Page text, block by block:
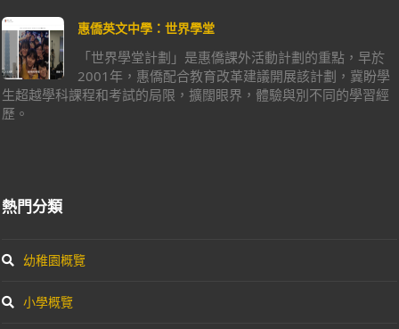
惠僑英文中學：世界學堂
「世界學堂計劃」是惠僑課外活動計劃的重點，早於
2001年，惠僑配合教育改革建議開展該計劃，冀盼學
生超越學科課程和考試的局限，擴闊眼界，體驗與別不同的學習經
歷。
熱門分類
幼稚園概覽
小學概覽